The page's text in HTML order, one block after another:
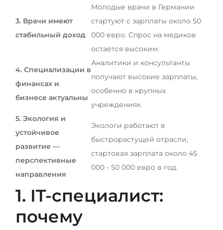
3. Врачи имеют
стабильный доход
Молодые врачи в Германии
стартуют с зарплаты около 50
000 евро. Спрос на медиков
остаётся высоким.
4. Специализации в
финансах и
бизнесе актуальны
Аналитики и консультанты
получают высокие зарплаты,
особенно в крупных
учреждениях.
5. Экология и
устойчивое
развитие —
перспективные
направления
Экологи работают в
быстрорастущей отрасли,
стартовая зарплата около 45
000 - 50 000 евро в год.
1. IT-специалист:
почему